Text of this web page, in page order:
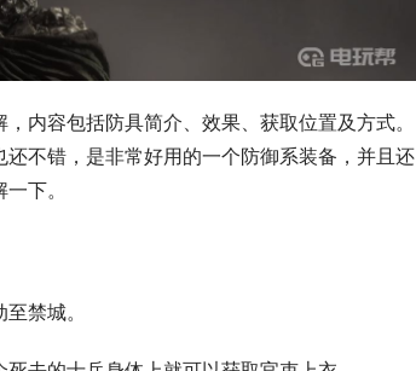
内容包括防具简介、效果、获取位置及方式。
不错，是非常好用的一个防御系装备，并且还
下。
禁城。